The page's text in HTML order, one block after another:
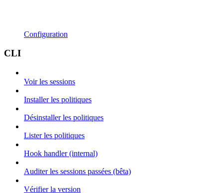
Configuration
CLI
Voir les sessions
Installer les politiques
Désinstaller les politiques
Lister les politiques
Hook handler (internal)
Auditer les sessions passées (bêta)
Vérifier la version